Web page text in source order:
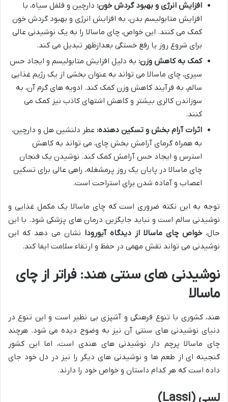
افزایش انرژی و بهبود گردش خون: دارچین و فلفل سیاه، با
افزایش متابولیسم بدن، به افزایش انرژی و بهبود گردش خون
کمک می کنند. این خواص، چای ماسالا را به یک نوشیدنی عالی
برای شروع روز یا رفع خستگی بعدازظهر تبدیل می کند.
کمک به کاهش وزن: به دلیل افزایش متابولیسم و ایجاد حس
سیری، چای ماسالا می تواند به عنوان بخشی از یک رژیم غذایی
سالم، به فرآیند کاهش وزن کمک کند. ادویه های گرم آن، به
سوزاندن کالری بیشتر و کاهش اشتهای کاذب نیز کمک می
کنند.
اثرات آرام بخش و تسکین دهنده: عطر دلنشین هل و دارچین،
به همراه گرمای آرامش بخش چای، می تواند به کاهش
استرس و ایجاد حس آرامش کمک کند. نوشیدن یک فنجان
چای ماسالا در پایان یک روز پرمشغله، راهی عالی برای تسکین
اعصاب و آماده شدن برای استراحت است.
توجه به این نکته ضروری است که چای ماسالا یک مکمل غذایی و
نوشیدنی سالم است و نباید جایگزین درمان های پزشکی شود. با این
حال، خواص چای ماسالا از دیدگاه آیورودا نشان می دهد که این
نوشیدنی می تواند نقش مهمی در حفظ و ارتقاء سلامت ایفا کند.
نوشیدنی های سنتی هند: فراتر از چای
ماسالا
هند، کشوری با تنوع فرهنگی و آشپزی بی نظیر است و این تنوع در
دنیای نوشیدنی های سنتی آن نیز به وضوح دیده می شود. هرچند
چای ماسالا پرچم دار نوشیدنی های هندی است، اما این کشور
گنجینه ای از طعم ها و نوشیدنی های دیگر را نیز در دل خود جای
داده است که هر کدام داستان و خواص خود را دارند.
لسی (Lassi)